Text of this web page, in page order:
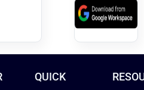
QUICK